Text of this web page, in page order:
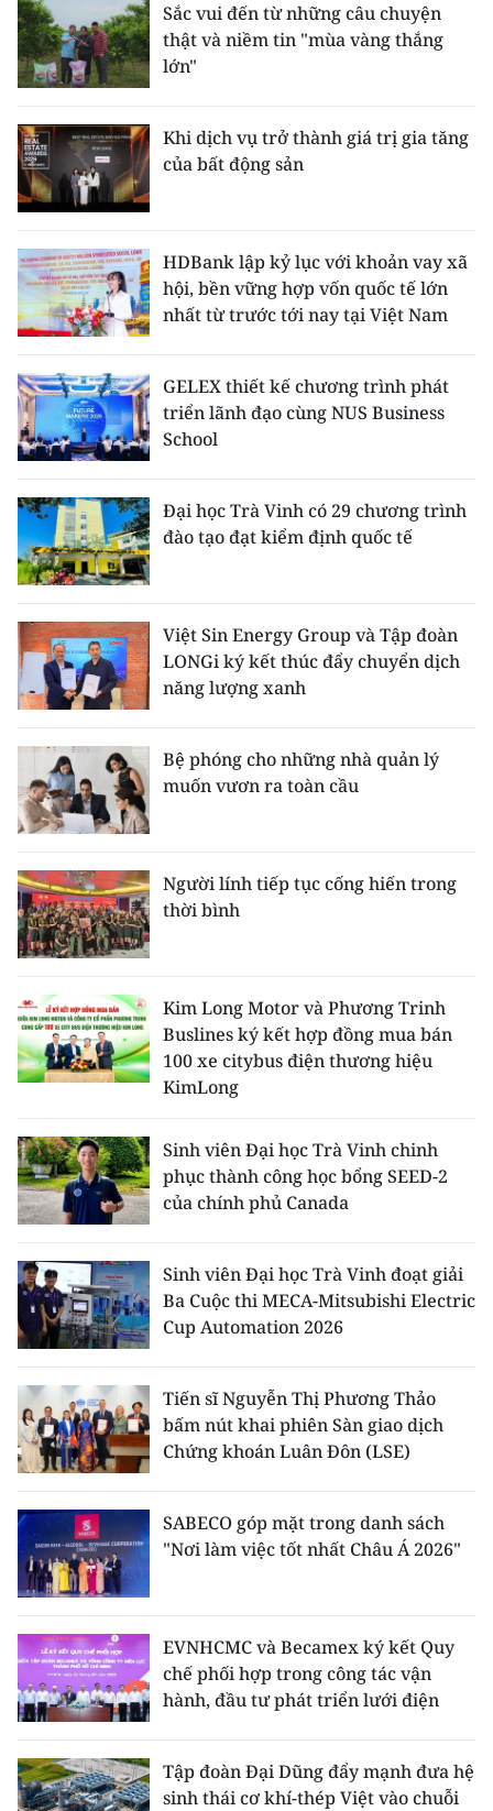
ENGLISH
中文
FRANÇAIS
РУССКИЙ
한국어
Sắc vui đến từ những câu chuyện
thật và niềm tin "mùa vàng thắng
lớn"
Khi dịch vụ trở thành giá trị gia tăng
của bất động sản
HDBank lập kỷ lục với khoản vay xã
hội, bền vững hợp vốn quốc tế lớn
nhất từ trước tới nay tại Việt Nam
GELEX thiết kế chương trình phát
triển lãnh đạo cùng NUS Business
School
Đại học Trà Vinh có 29 chương trình
đào tạo đạt kiểm định quốc tế
Việt Sin Energy Group và Tập đoàn
LONGi ký kết thúc đẩy chuyển dịch
năng lượng xanh
Bệ phóng cho những nhà quản lý
muốn vươn ra toàn cầu
Người lính tiếp tục cống hiến trong
thời bình
Kim Long Motor và Phương Trinh
Buslines ký kết hợp đồng mua bán
100 xe citybus điện thương hiệu
KimLong
Sinh viên Đại học Trà Vinh chinh
phục thành công học bổng SEED-2
của chính phủ Canada
Sinh viên Đại học Trà Vinh đoạt giải
Ba Cuộc thi MECA-Mitsubishi Electric
Cup Automation 2026
Tiến sĩ Nguyễn Thị Phương Thảo
bấm nút khai phiên Sàn giao dịch
Chứng khoán Luân Đôn (LSE)
SABECO góp mặt trong danh sách
"Nơi làm việc tốt nhất Châu Á 2026"
EVNHCMC và Becamex ký kết Quy
chế phối hợp trong công tác vận
hành, đầu tư phát triển lưới điện
Tập đoàn Đại Dũng đẩy mạnh đưa hệ
sinh thái cơ khí-thép Việt vào chuỗi